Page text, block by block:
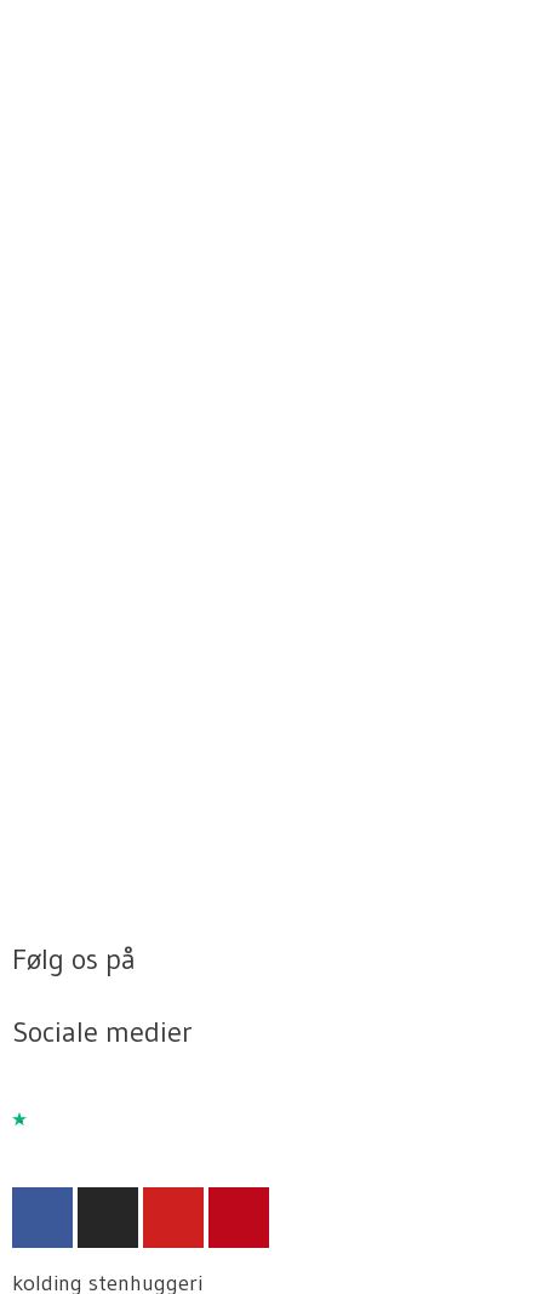
Følg os på
Sociale medier
kolding stenhuggeri